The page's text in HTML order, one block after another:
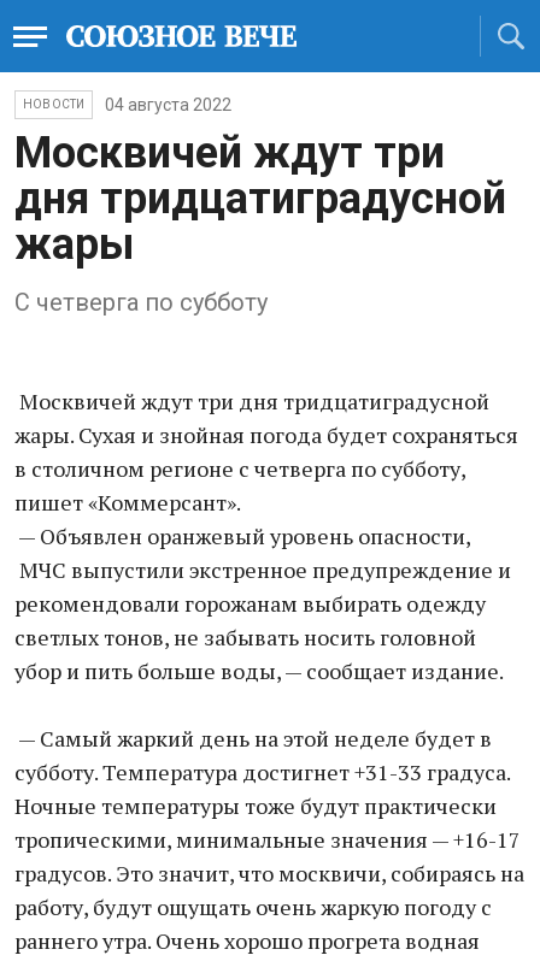
НОВОСТИ 04 августа 2022
Москвичей ждут три
дня тридцатиградусной
жары
С четверга по субботу
Москвичей ждут три дня тридцатиградусной
жары. Сухая и знойная погода будет сохраняться
в столичном регионе с четверга по субботу,
пишет «Коммерсант».
— Объявлен оранжевый уровень опасности,
МЧС выпустили экстренное предупреждение и
рекомендовали горожанам выбирать одежду
светлых тонов, не забывать носить головной
убор и пить больше воды, — сообщает издание.
— Cамый жаркий день на этой неделе будет в
субботу. Температура достигнет +31-33 градуса.
Ночные температуры тоже будут практически
тропическими, минимальные значения — +16-17
градусов. Это значит, что москвичи, собираясь на
работу, будут ощущать очень жаркую погоду с
раннего утра. Очень хорошо прогрета водная